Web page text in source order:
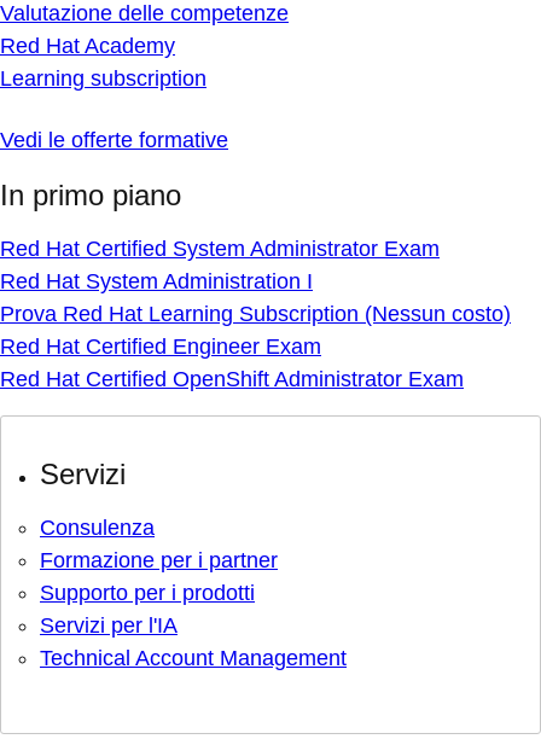
Valutazione delle competenze
Red Hat Academy
Learning subscription
Vedi le offerte formative
In primo piano
Red Hat Certified System Administrator Exam
Red Hat System Administration I
Prova Red Hat Learning Subscription (Nessun costo)
Red Hat Certified Engineer Exam
Red Hat Certified OpenShift Administrator Exam
Servizi
Consulenza
Formazione per i partner
Supporto per i prodotti
Servizi per l'IA
Technical Account Management